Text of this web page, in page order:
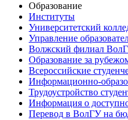
Образование
Институты
Университетский
Управление
Волжский филиал
Образование за
Всероссийские
Информационно-
Трудоустройство
Информация о
Перевод в ВолГУ на